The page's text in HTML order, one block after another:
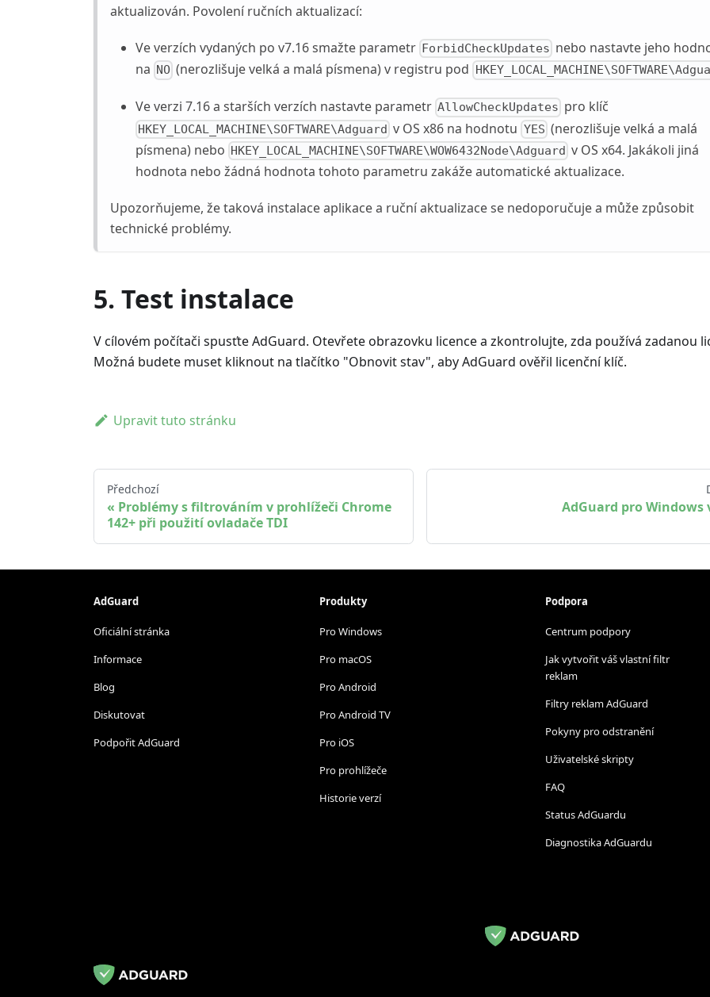
aktualizován. Povolení ručních aktualizací:
Ve verzích vydaných po v7.16 smažte parametr ForbidCheckUpdates nebo nastavte jeho
na NO (nerozlišuje velká a malá písmena) v registru pod
Ve verzi 7.16 a starších verzích nastavte parametr AllowCheckUpdates pro klíč
HKEY_LOCAL_MACHINE\SOFTWARE\Adguard v OS x86 na hodnotu YES (nerozlišuje velká a malá
písmena) nebo HKEY_LOCAL_MACHINE\SOFTWARE\WOW6432Node\Adguard v OS x64. Jakákoli jiná
hodnota nebo žádná hodnota tohoto parametru zakáže automatické aktualizace.
Upozorňujeme, že taková instalace aplikace a ruční aktualizace se nedoporučuje a může způsobit
technické problémy.
5. Test instalace
V cílovém počítači spusťte AdGuard. Otevřete obrazovku licence a zkontrolujte, zda používá zadanou
Možná budete muset kliknout na tlačítko "Obnovit stav", aby AdGuard ověřil licenční klíč.
Upravit tuto stránku
Předchozí
Problémy s filtrováním v prohlížeči Chrome
142+ při použití ovladače TDI
AdGuard pro Windows
AdGuard
Oficiální stránka
Informace
Blog
Diskutovat
Podpořit AdGuard
Produkty
Pro Windows
Pro macOS
Pro Android
Pro Android TV
Pro iOS
Pro prohlížeče
Historie verzí
Podpora
Centrum podpory
Jak vytvořit váš vlastní filtr
reklam
Filtry reklam AdGuard
Pokyny pro odstranění
Uživatelské skripty
FAQ
Status AdGuardu
Diagnostika AdGuardu